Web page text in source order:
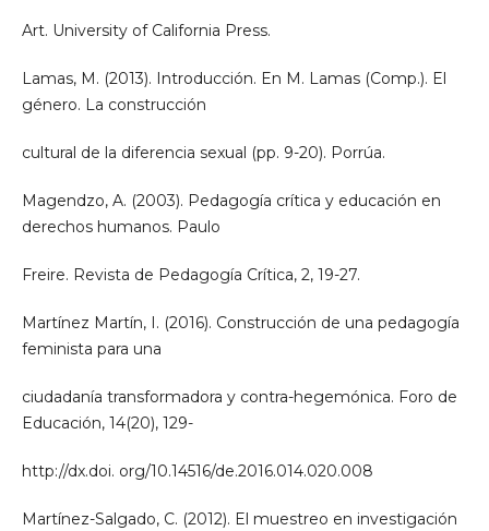
Art. University of California Press.
Lamas, M. (2013). Introducción. En M. Lamas (Comp.). El
género. La construcción
cultural de la diferencia sexual (pp. 9-20). Porrúa.
Magendzo, A. (2003). Pedagogía crítica y educación en
derechos humanos. Paulo
Freire. Revista de Pedagogía Crítica, 2, 19-27.
Martínez Martín, I. (2016). Construcción de una pedagogía
feminista para una
ciudadanía transformadora y contra-hegemónica. Foro de
Educación, 14(20), 129-
http://dx.doi. org/10.14516/de.2016.014.020.008
Martínez-Salgado, C. (2012). El muestreo en investigación